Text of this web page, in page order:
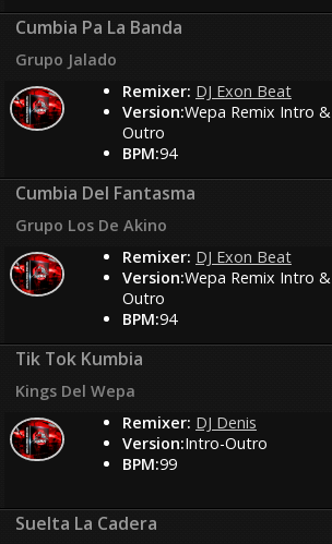
Cumbia Pa La Banda
Grupo Jalado
Remixer: DJ Exon Beat
Version:Wepa Remix Intro &
Outro
BPM:94
Cumbia Del Fantasma
Grupo Los De Akino
Remixer: DJ Exon Beat
Version:Wepa Remix Intro &
Outro
BPM:94
Tik Tok Kumbia
Kings Del Wepa
Remixer: DJ Denis
Version:Intro-Outro
BPM:99
Suelta La Cadera